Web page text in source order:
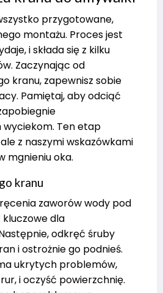
przygotowane,
montażu. Proces jest
i składa się z kilku
Zaczynając od
kranu, zapewnisz sobie
Pamiętaj, aby odciąć
wyciekom. Ten etap
z naszymi wskazówkami
mgnieniu oka.
kranu
zaworów wody pod
dla
odkręć śruby
i ostrożnie go podnieś.
ukrytych problemów,
i oczyść powierzchnię.